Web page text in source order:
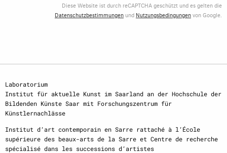
Diese Website ist durch reCAPTCHA geschützt und es gelten die
Datenschutzbestimmungen und Nutzungsbedingungenvon Google.
Laboratorium
Institut für aktuelle Kunst im Saarland an der Hochschule der
Bildenden Künste Saar mit Forschungszentrum für
Künstlernachlässe
Institut d‘art contemporain en Sarre rattaché à l‘École
supérieure des beaux-arts de la Sarre et Centre de recherche
spécialisé dans les successions d‘artistes